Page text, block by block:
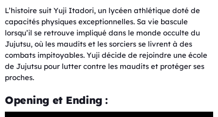
L’histoire suit Yuji Itadori, un lycéen athlétique doté de
capacités physiques exceptionnelles. Sa vie bascule
lorsqu’il se retrouve impliqué dans le monde occulte du
Jujutsu, où les maudits et les sorciers se livrent à des
combats impitoyables. Yuji décide de rejoindre une école
de Jujutsu pour lutter contre les maudits et protéger ses
proches.
Opening et Ending :